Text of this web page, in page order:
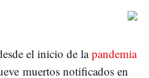
el inicio de lapandemia
muertos notificados en